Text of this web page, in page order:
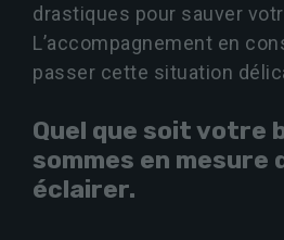
drastiques pour sauver
L’accompagnement en
passer cette situation
Quel que soit votre
sommes en mesure
éclairer.